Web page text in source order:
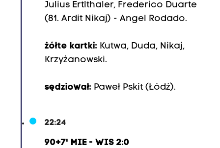
Julius Ertlthaler, Frederico Duarte
(81. Ardit Nikaj) - Angel Rodado.
żółte kartki: Kutwa, Duda, Nikaj,
Krzyżanowski.
sędziował: Paweł Pskit (Łódź).
22:24
90+7' MIE - WIS 2:0